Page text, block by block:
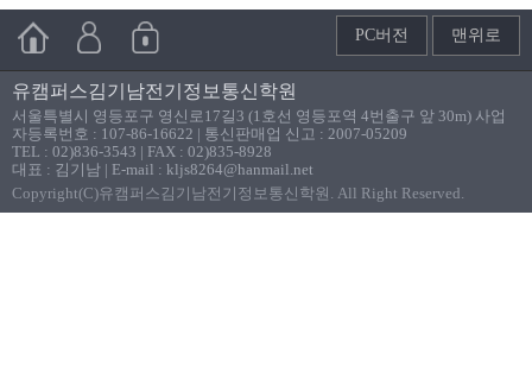
PC버전 맨위로
유캠퍼스김기남전기정보통신학원
서울특별시 영등포구 영신로17길3 (1호선 영등포역 4번출구 앞 30m) 사업
자등록번호 : 107-86-16622 | 통신판매업 신고 : 2007-05209
TEL : 02)836-3543 | FAX : 02)835-8928
대표 : 김기남 | E-mail : kljs8264@hanmail.net
Copyright(C)유캠퍼스김기남전기정보통신학원. All Right Reserved.